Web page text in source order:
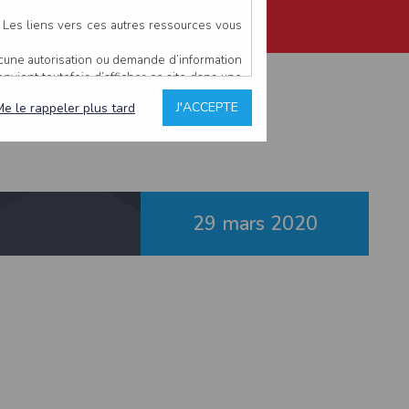
29 mars 2020
liens vers ces autres ressources vous
autorisation ou demande d’information
toutefois d’afficher ce site dans une
estime non conforme à l’objet du site
sur ce site.
avoir fait l’objet de mises à jour. En
prend connaissance.
l’utilisateur, qui assume la totalité des
l’interprétation ou de l’utilisation des
hors du contrôle de l’EDITEUR, et
services.
J'ACCEPTE
le rappeler plus tard